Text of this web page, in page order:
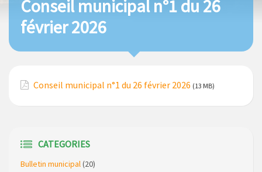
Conseil municipal n°1 du 26
février 2026
Conseil municipal n°1 du 26 février 2026 (13 MB)
CATEGORIES
Bulletin municipal(20)